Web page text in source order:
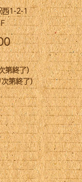
西1-2-1
第終了）
第終了）